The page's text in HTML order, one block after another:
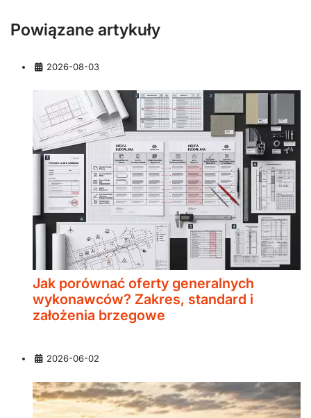
Powiązane artykuły
Jak porównać oferty generalnych
wykonawców? Zakres, standard i
założenia brzegowe
Szczegóły
2026-08-03
Szczegóły
2026-06-02